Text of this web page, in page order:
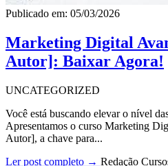
Publicado em: 05/03/2026
Marketing Digital
Autor]: Baixar Agora!
UNCATEGORIZED
Você está buscando elevar o nível
Apresentamos o curso Marketing
Autor], a chave para...
Ler post completo → Redação